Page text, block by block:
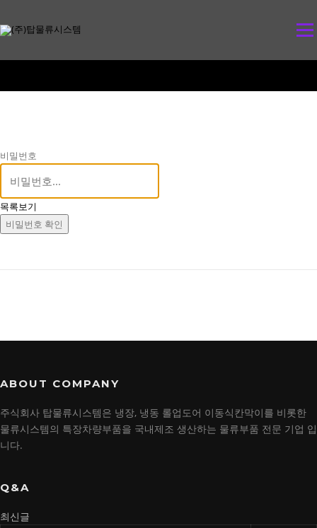
텐
츠
메뉴
비밀번호
목록보기
비밀번호 확인
ABOUT COMPANY
주식회사 탑물류시스템은 냉장, 냉동 롤업도어 이동식칸막이를 비롯한
물류시스템의 특장차량부품을 국내제조 생산하는 물류부품 전문 기업 입
니다.
Q&A
최신글